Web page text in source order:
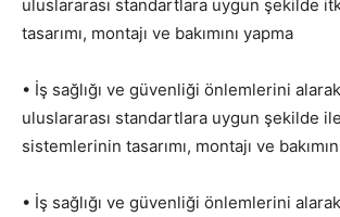
uluslararası standartlara uygun şekilde
tasarımı, montajı ve bakımını yapma
• İş sağlığı ve güvenliği önlemlerini
uluslararası standartlara uygun şekilde
sistemlerinin tasarımı, montajı ve
• İş sağlığı ve güvenliği önlemlerini